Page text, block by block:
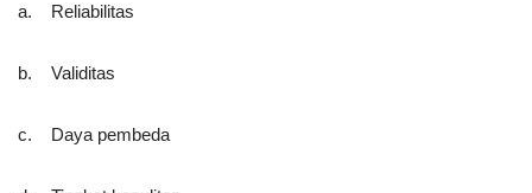
a. Reliabilitas
b. Validitas
c. Daya pembeda